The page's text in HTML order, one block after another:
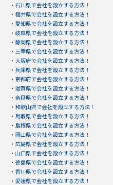
・ 石川県で会社を設立する方法！
・ 福井県で会社を設立する方法！
・ 愛知県で会社を設立する方法！
・ 岐阜県で会社を設立する方法！
・ 静岡県で会社を設立する方法！
・ 三重県で会社を設立する方法！
・ 大阪府で会社を設立する方法！
・ 兵庫県で会社を設立する方法！
・ 京都府で会社を設立する方法！
・ 滋賀県で会社を設立する方法！
・ 奈良県で会社を設立する方法！
・ 和歌山県で会社を設立する方法！
・ 鳥取県で会社を設立する方法！
・ 島根県で会社を設立する方法！
・ 岡山県で会社を設立する方法！
・ 広島県で会社を設立する方法！
・ 山口県で会社を設立する方法！
・ 徳島県で会社を設立する方法！
・ 香川県で会社を設立する方法！
・ 愛媛県で会社を設立する方法！